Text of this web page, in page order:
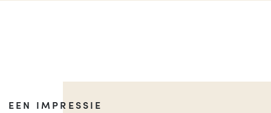
EEN IMPRESSIE